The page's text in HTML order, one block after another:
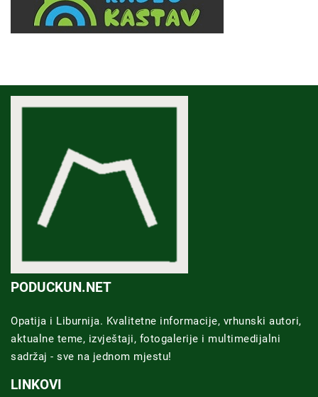
PODUCKUN.NET
Opatija i Liburnija. Kvalitetne informacije, vrhunski autori,
aktualne teme, izvještaji, fotogalerije i multimedijalni
sadržaj - sve na jednom mjestu!
LINKOVI